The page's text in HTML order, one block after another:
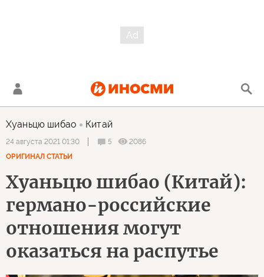
Хуаньцю шибао Китай
24 августа 2021 01:30 5
2086
ОРИГИНАЛ СТАТЬИ
Хуаньцю шибао (Китай):
германо-российские
отношения могут
оказаться на распутье